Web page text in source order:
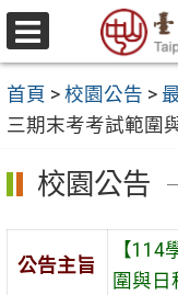
跳
至
要
內
容
區
選
單
首頁 > 校園公告 >
三期末考考試範圍
校園公告
公告主旨
【
圍與